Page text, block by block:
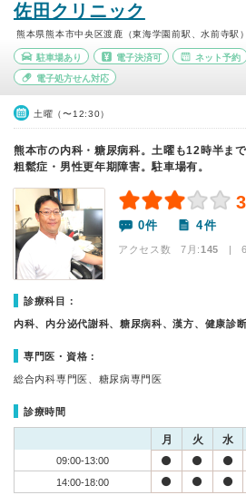
佐田クリニック
熊本県熊本市中央区渡鹿（東海学園前駅、水前寺駅）
駐車場あり 電子決済可 ネット予約
電子処方せん対応
土曜（〜12:30）
熊本市の内科・糖尿病科。土曜も12時半ま
粗鬆症・男性更年期障害。駐車場有。
0件 4件
アクセス数 7月:145 | 6
診療科目：
内科、内分泌代謝科、糖尿病科、漢方、健康診断
専門医・資格：
総合内科専門医、糖尿病専門医
診療時間
月 火 水
09:00-13:00
14:00-18:00